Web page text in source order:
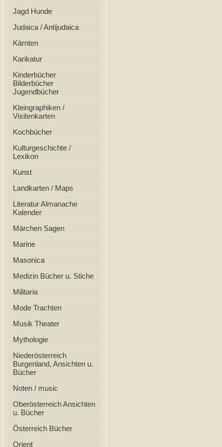
Jagd Hunde
Judaica / Antijudaica
Kärnten
Karikatur
Kinderbücher
Bilderbücher
Jugendbücher
Kleingraphiken /
Visitenkarten
Kochbücher
Kulturgeschichte /
Lexikon
Kunst
Landkarten / Maps
Literatur Almanache
Kalender
Märchen Sagen
Marine
Masonica
Medizin Bücher u. Stiche
Militaria
Mode Trachten
Musik Theater
Mythologie
Niederösterreich
Burgenland, Ansichten u.
Bücher
Noten / music
Oberösterreich Ansichten
u. Bücher
Österreich Bücher
Orient